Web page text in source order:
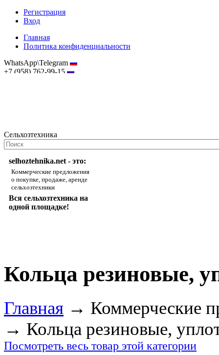
Регистрация
Вход
Главная
Политика конфиденциальности
WhatsApp\Telegram
+7 (958) 762-99-15
Сельхозтехника
selhoztehnika.net - это:
Коммерческие предложения
о покупке, продаже, аренде
сельхозтехники
Вся сельхозтехника на
одной площадке!
Кольца резиновые,
Главная → Коммерческие
→ Кольца резиновые,
Посмотреть весь товар этой категории